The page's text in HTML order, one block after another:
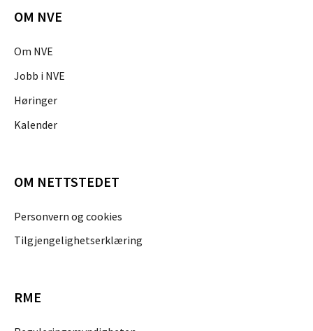
OM NVE
Om NVE
Jobb i NVE
Høringer
Kalender
OM NETTSTEDET
Personvern og cookies
Tilgjengelighetserklæring
RME